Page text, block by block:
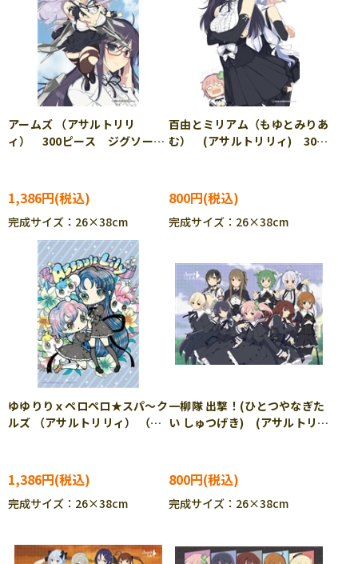
アームズ （アサルトリリ
ィ） 300ピース ジグソーパ
1,386円
完成サイズ：26×38cm
百由とミリアム（もゆとみりあ
む） (アサルトリリィ) 300
800円
完成サイズ：26×38cm
ゆゆりりｘペロペロ★スパ～ク
ルズ （アサルトリリィ） （せ
1,386円
完成サイズ：26×38cm
一柳隊 出撃！(ひとつやなぎた
い しゅつげき) (アサルトリリ
800円
完成サイズ：26×38cm